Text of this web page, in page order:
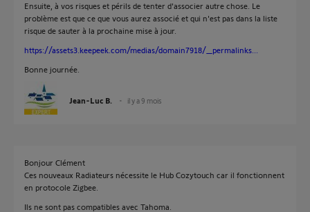
Ensuite, à vos risques et périls de tenter d'associer autre chose. Le
problème est que ce que vous aurez associé et qui n'est pas dans la liste
risque de sauter à la prochaine mise à jour.
https://assets3.keepeek.com/medias/domain7918/_permalinks...
Bonne journée.
Jean-Luc B. il y a 9 mois
Bonjour Clément
Ces nouveaux Radiateurs nécessite le Hub Cozytouch car il fonctionnent
en protocole Zigbee.
Ils ne sont pas compatibles avec Tahoma.